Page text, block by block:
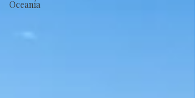
Oceanía